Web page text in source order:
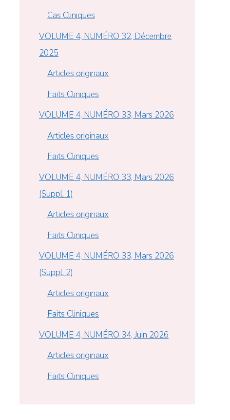
Cas Cliniques
VOLUME 4, NUMÉRO 32, Décembre
2025
Articles originaux
Faits Cliniques
VOLUME 4, NUMÉRO 33, Mars 2026
Articles originaux
Faits Cliniques
VOLUME 4, NUMÉRO 33, Mars 2026
(Suppl. 1)
Articles originaux
Faits Cliniques
VOLUME 4, NUMÉRO 33, Mars 2026
(Suppl. 2)
Articles originaux
Faits Cliniques
VOLUME 4, NUMÉRO 34, Juin 2026
Articles originaux
Faits Cliniques